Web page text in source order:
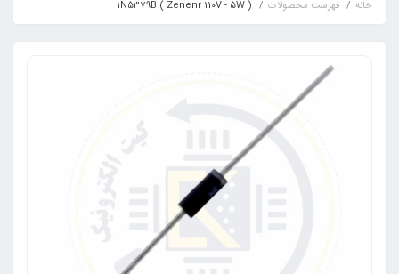
خانه فهرست محصولات 1N5379B ( Zenenr 110V - 5W )